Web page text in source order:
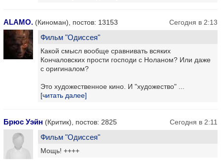
ALAMO. (Киноман), постов: 13153 Сегодня в 2:13
Фильм "Одиссея"
Какой смысл вообще сравнивать всяких
Кончаловских прости господи с Ноланом? Или даже
с оригиналом?
Это художественное кино. И "художество" ...
[читать далее]
Брюс Уэйн (Критик), постов: 2825 Сегодня в 2:11
Фильм "Одиссея"
Мощь! ++++